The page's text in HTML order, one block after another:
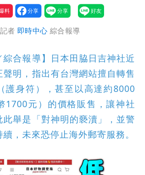
發聲：已截圖
測！今天「9地區」達停班課
驚爆：伊朗最高領袖緊急送醫
記者 即時中心 綜合報導
綜合報導】日本田脇日吉神社近
聲明，指出有台灣網站擅自轉售
護身符），甚至以高達約8000
1700元）的價格販售，讓神社
舉是「對神明的褻瀆」，並警
，未來恐停止海外郵寄服務。